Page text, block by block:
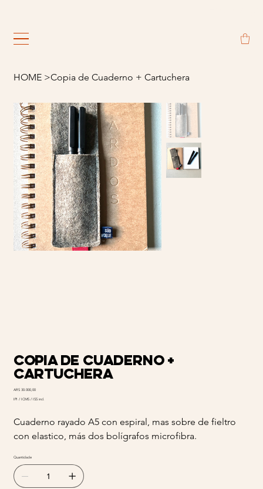
HOME >Copia de Cuaderno + Cartuchera
Copia de Cuaderno +
Cartuchera
Preço
ARS 30.000,00
IPI / ICMS / ISS incl.
Cuaderno rayado A5 con espiral, mas sobre de fieltro
con elastico, más dos bolígrafos microfibra.
Quantidade